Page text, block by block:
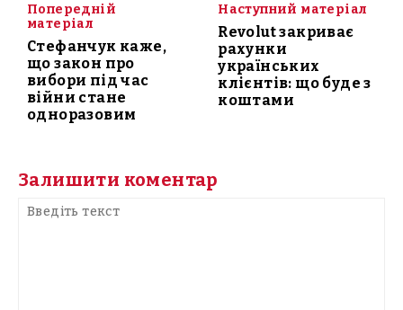
Попередній
матеріал
Стефанчук каже,
що закон про
вибори під час
війни стане
одноразовим
Наступний матеріал
Revolut закриває
рахунки
українських
клієнтів: що буде з
коштами
Залишити коментар